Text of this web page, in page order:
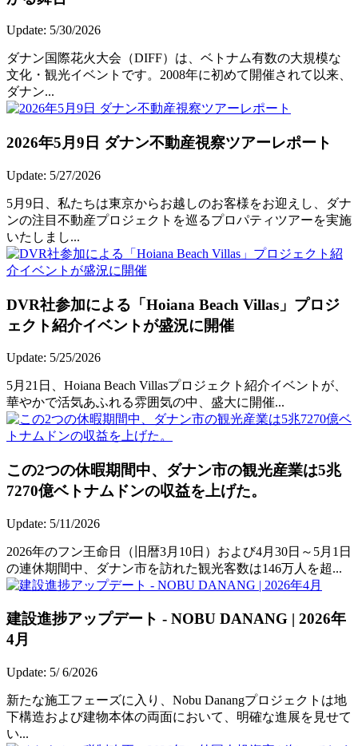
Update: 5/30/2026
ダナン国際花火大会（DIFF）は、ベトナム有数の大規模な
文化・観光イベントです。2008年に初めて開催されて以来、
ダナン...
2026年5月9日 ダナン不動産視察ツアーレポート
Update: 5/27/2026
5月9日、私たちは東京からお越しのお客様をお迎えし、ダナ
ンの注目不動産プロジェクトを巡るプロパティツアーを実施
いたしまし...
DVR社参加による「Hoiana Beach Villas」プロジ
ェクト紹介イベントが盛況に開催
Update: 5/25/2026
5月21日、Hoiana Beach Villasプロジェクト紹介イベントが、
華やかで活気あふれる雰囲気の中、盛大に開催...
この2つの休暇期間中、ダナン市の観光産業は5兆
7270億ベトナムドンの収益を上げた。
Update: 5/11/2026
2026年のフン王命日（旧暦3月10日）および4月30日～5月1日
の連休期間中、ダナン市を訪れた観光客数は146万人を超...
建設進捗アップデート - NOBU DANANG | 2026年
4月
Update: 5/ 6/2026
新たな施工フェーズに入り、Nobu Danangプロジェクトは地
下構造および建物本体の両面において、明確な進展を見せて
い...